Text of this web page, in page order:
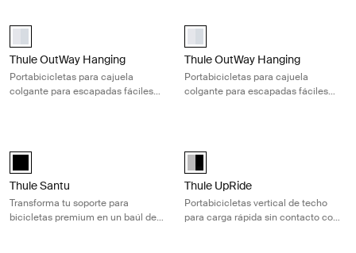
aluminium (selected)
Thule OutWay Hanging
Portabicicletas para cajuela
colgante para escapadas fáciles
aluminium (selected)
Thule OutWay Hanging
Portabicicletas para cajuela
colgante para escapadas fáciles
Thule Santu Negro (selected)
Thule Santu
Transforma tu soporte para
bicicletas premium en un baúl de
Thule UpRide Aluminum/Black
Thule UpRide
Portabicicletas vertical de techo
para carga rápida sin contacto con